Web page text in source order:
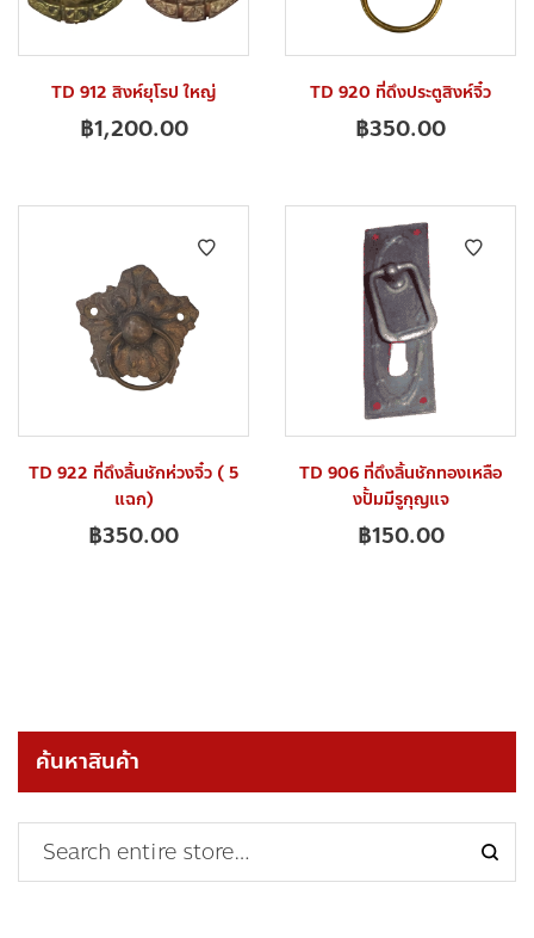
TD 912 สิงห์ยุโรป ใหญ่
฿1,200.00
TD 920 ที่ดึงประตูสิงห์จิ๋ว
฿350.00
TD 922 ที่ดึงลิ้นชักห่วงจิ๋ว ( 5
แฉก)
฿350.00
TD 906 ที่ดึงลิ้นชักทองเหลือ
งปั้มมีรูกุญแจ
฿150.00
ค้นหาสินค้า